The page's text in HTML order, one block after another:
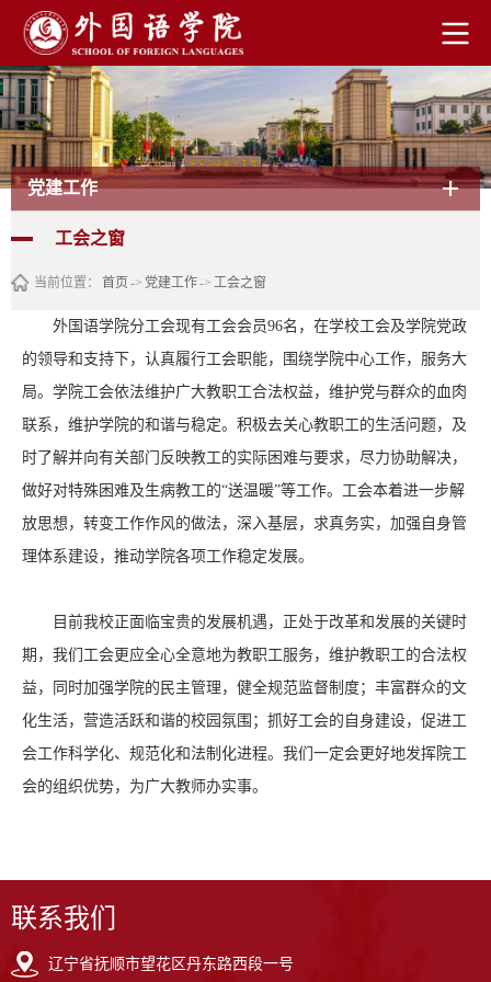
党建工作
工会之窗
当前位置： 首页-> 党建工作-> 工会之窗
外国语学院分工会现有工会会员96名，在学校工会及学院党政
的领导和支持下，认真履行工会职能，围绕学院中心工作，服务大
局。学院工会依法维护广大教职工合法权益，维护党与群众的血肉
联系，维护学院的和谐与稳定。积极去关心教职工的生活问题，及
时了解并向有关部门反映教工的实际困难与要求，尽力协助解决，
做好对特殊困难及生病教工的“送温暖”等工作。工会本着进一步解
放思想，转变工作作风的做法，深入基层，求真务实，加强自身管
理体系建设，推动学院各项工作稳定发展。
目前我校正面临宝贵的发展机遇，正处于改革和发展的关键时
期，我们工会更应全心全意地为教职工服务，维护教职工的合法权
益，同时加强学院的民主管理，健全规范监督制度；丰富群众的文
化生活，营造活跃和谐的校园氛围；抓好工会的自身建设，促进工
会工作科学化、规范化和法制化进程。我们一定会更好地发挥院工
会的组织优势，为广大教师办实事。
联系我们
辽宁省抚顺市望花区丹东路西段一号